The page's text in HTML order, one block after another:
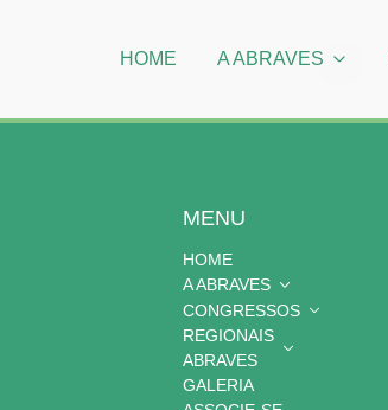
HOME A ABRAVES
MENU
HOME
A ABRAVES
CONGRESSOS
REGIONAIS
ABRAVES
GALERIA